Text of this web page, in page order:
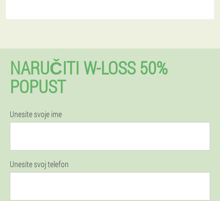
NARUČITI W-LOSS 50%
POPUST
Unesite svoje ime
Unesite svoj telefon